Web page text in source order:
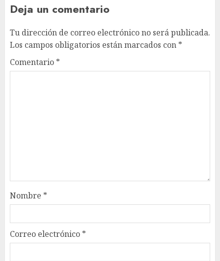
Deja un comentario
Tu dirección de correo electrónico no será publicada.
Los campos obligatorios están marcados con *
Comentario *
Nombre *
Correo electrónico *